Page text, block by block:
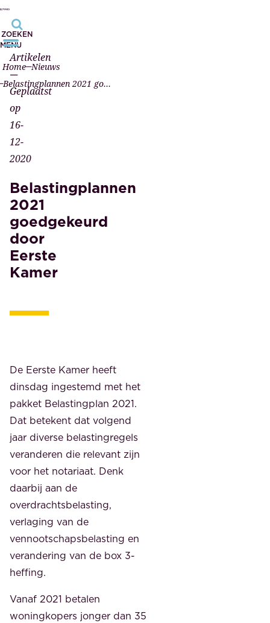
ZOEKEN
MENU
Home Nieuws
Belastingplannen 2021 goedgekeurd door Eerste Kamer
Artikelen
—
Geplaatst
op
16-
12-
2020
Belastingplannen
2021
goedgekeurd
door
Eerste
Kamer
De Eerste Kamer heeft
dinsdag ingestemd met het
pakket Belastingplan 2021.
Dat betekent dat volgend
jaar diverse belastingregels
veranderen die relevant zijn
voor het notariaat. Denk
daarbij aan de
overdrachtsbelasting,
verlaging van de
vennootschapsbelasting en
verandering van de box 3-
heffing.
Vanaf 2021 betalen
woningkopers jonger dan 35